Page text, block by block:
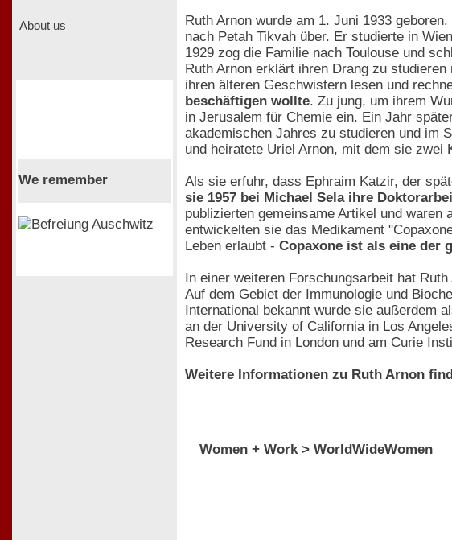
About us
We remember
Ruth Arnon wurde am 1. Juni 1933
nach Petah Tikvah über. Er studierte in
1929 zog die Familie nach Toulouse und
Ruth Arnon erklärt ihren Drang zu
ihren älteren Geschwistern lesen und
beschäftigen wollte. Zu jung, um ihrem
in Jerusalem für Chemie ein. Ein Jahr
akademischen Jahres zu studieren und im
und heiratete Uriel Arnon, mit dem sie zwei
Als sie erfuhr, dass Ephraim Katzir, der
sie 1957 bei Michael Sela ihre
publizierten gemeinsame Artikel und
entwickelten sie das Medikament
Leben erlaubt - Copaxone ist als eine der
In einer weiteren Forschungsarbeit hat
Auf dem Gebiet der Immunologie und
International bekannt wurde sie außerdem
an der University of California in Los
Research Fund in London und am Curie
Weitere Informationen zu Ruth Arnon
Women + Work > WorldWideWomen